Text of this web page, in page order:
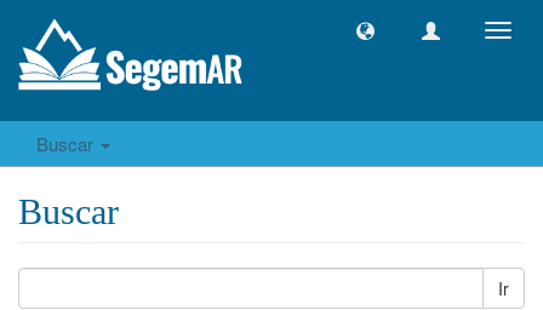
Buscar
Buscar
Ir